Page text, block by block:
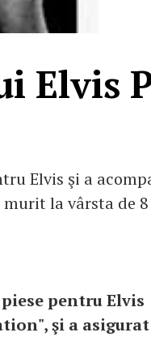
Elvis
Elvis şi a
la vârsta de
pentru Elvis
şi a asigurat